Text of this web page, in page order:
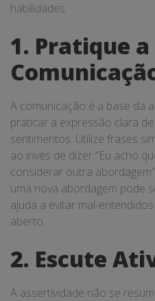
habilidades.
1. Pratique a
A comunicação é a base da
praticar a expressão clara
sentimentos. Utilize frases
ao invés de dizer “Eu acho
considerar outra
uma nova abordagem pode
ajuda a evitar mal-
aberto.
2. Escute
A assertividade não se